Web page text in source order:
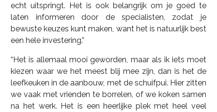
echt uitspringt. Het is ook belangrijk om je goed te
laten informeren door de specialisten, zodat je
bewuste keuzes kunt maken, want het is natuurlijk best
een hele investering.”
“Het is allemaal mooi geworden, maar als ik iets moet
kiezen waar we het meest blij mee zijn, dan is het de
leefkeuken in de aanbouw, met de schuifpui. Hier zitten
we vaak met vrienden te borrelen, of we koken samen
na het werk. Het is een heerlijke plek met heel veel